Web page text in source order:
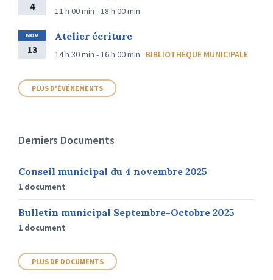
4 11 h 00 min - 18 h 00 min
NOV
13
Atelier écriture
14 h 30 min - 16 h 00 min : BIBLIOTHÈQUE MUNICIPALE
PLUS D'ÉVÉNEMENTS
Derniers Documents
Conseil municipal du 4 novembre 2025
1 document
Bulletin municipal Septembre-Octobre 2025
1 document
PLUS DE DOCUMENTS